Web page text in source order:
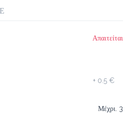
Απαιτείται
+ 0.5 €
Μέχρι. 3